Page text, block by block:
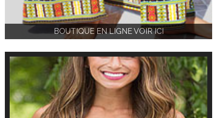
BOUTIQUE EN LIGNE VOIR ICI